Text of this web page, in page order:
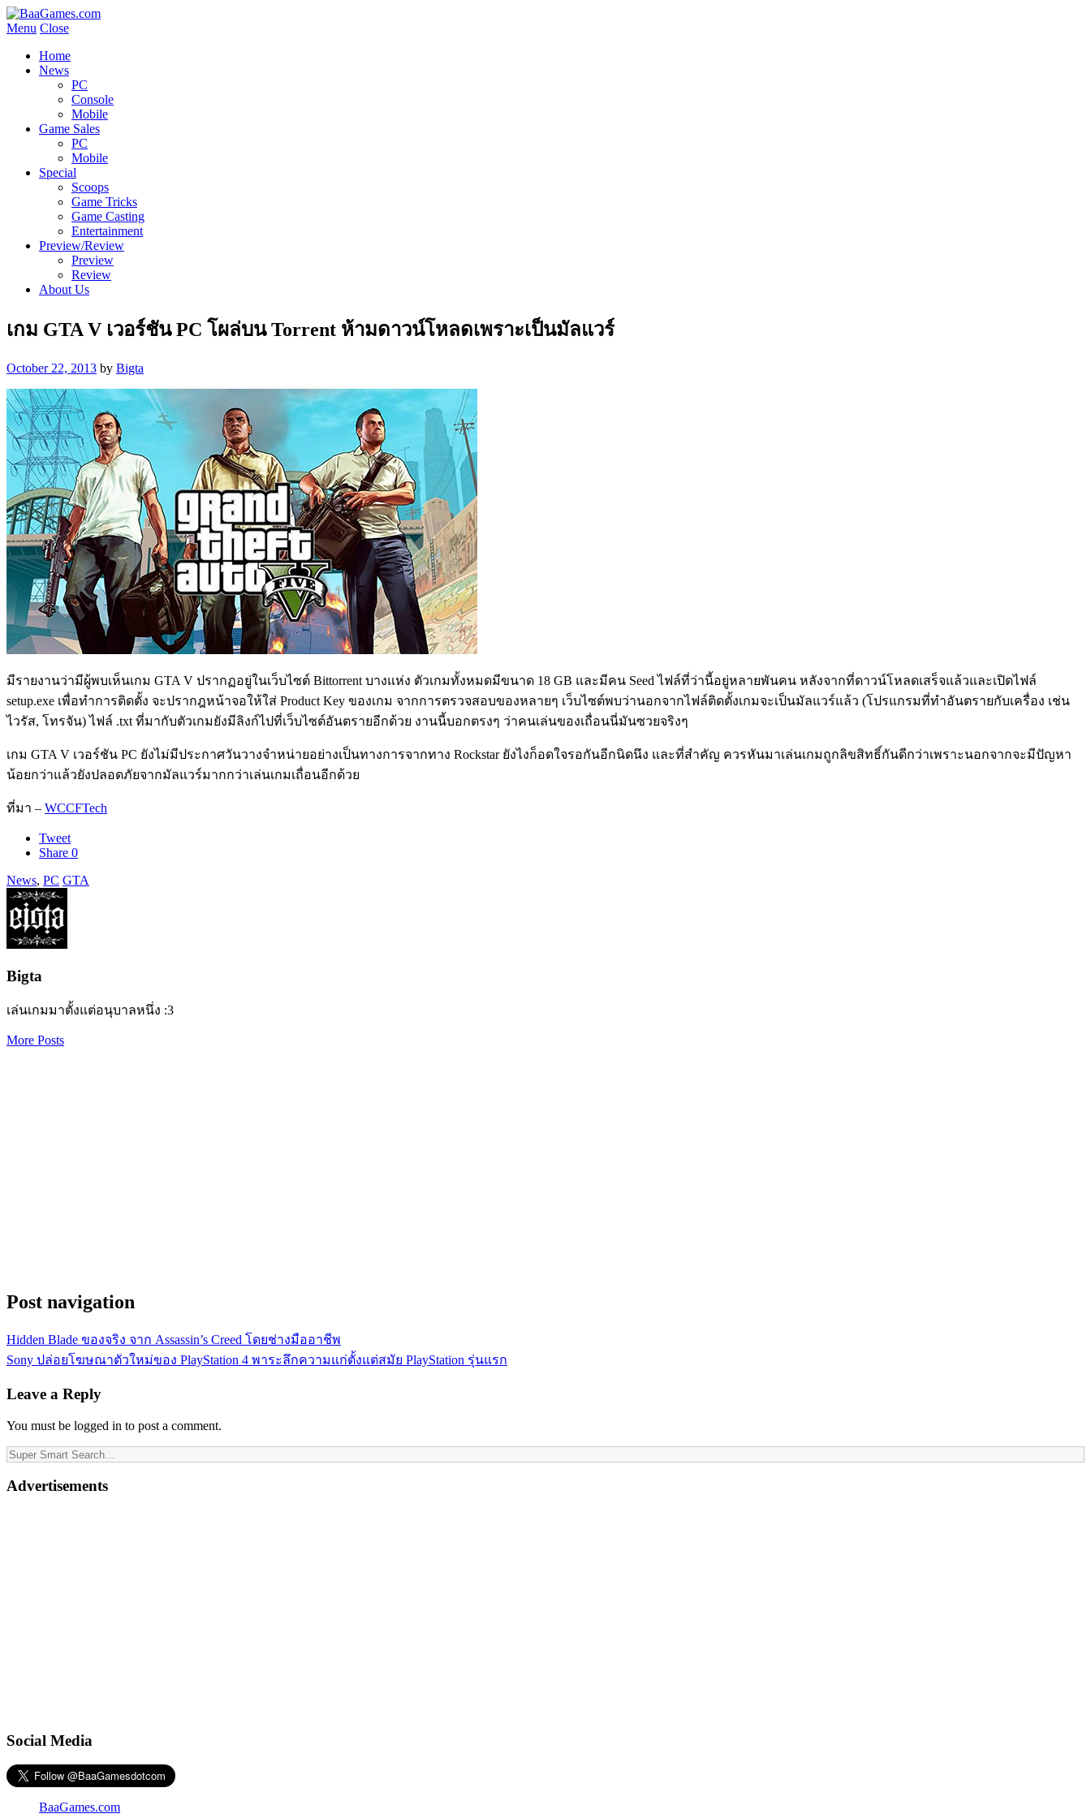
Menu Close
Home
News
PC
Console
Mobile
Game Sales
PC
Mobile
Special
Scoops
Game Tricks
Game Casting
Entertainment
Preview/Review
Preview
Review
About Us
เกม GTA V เวอร์ชัน PC โผล่บน Torrent ห้ามดาวน์โหลดเพราะเป็นมัลแวร์
October 22, 2013 by Bigta
มีรายงานว่ามีผู้พบเห็นเกม GTA V ปรากฏอยู่ในเว็บไซต์ Bittorrent บางแห่ง ตัวเกมทั้งหมดมีขนาด 18 GB และมีคน Seed ไฟล์ที่ว่านี้อยู่หลายพันคน หลังจากที่ดาวน์โหลดเสร็จแล้วและเปิดไฟล์
setup.exe เพื่อทำการติดตั้ง จะปรากฎหน้าจอให้ใส่ Product Key ของเกม จากการตรวจสอบของหลายๆ เว็บไซต์พบว่านอกจากไฟล์ติดตั้งเกมจะเป็นมัลแวร์แล้ว (โปรแกรมที่ทำอันตรายกับเครื่อง เช่น
ไวรัส, โทรจัน) ไฟล์ .txt ที่มากับตัวเกมยังมีลิงก์ไปที่เว็บไซต์อันตรายอีกด้วย งานนี้บอกตรงๆ ว่าคนเล่นของเถื่อนนี่มันซวยจริงๆ
เกม GTA V เวอร์ชัน PC ยังไม่มีประกาศวันวางจำหน่ายอย่างเป็นทางการจากทาง Rockstar ยังไงก็อดใจรอกันอีกนิดนึง และที่สำคัญ ควรหันมาเล่นเกมถูกลิขสิทธิ์กันดีกว่าเพราะนอกจากจะมีปัญหา
น้อยกว่าแล้วยังปลอดภัยจากมัลแวร์มากกว่าเล่นเกมเถื่อนอีกด้วย
ที่มา – WCCFTech
Tweet
Share 0
News, PC GTA
Bigta
เล่นเกมมาตั้งแต่อนุบาลหนึ่ง :3
More Posts
Post navigation
Hidden Blade ของจริง จาก Assassin’s Creed โดยช่างมืออาชีพ
Sony ปล่อยโฆษณาตัวใหม่ของ PlayStation 4 พาระลึกความแก่ตั้งแต่สมัย PlayStation รุ่นแรก
Leave a Reply
You must be logged in to post a comment.
Advertisements
Social Media
BaaGames.com